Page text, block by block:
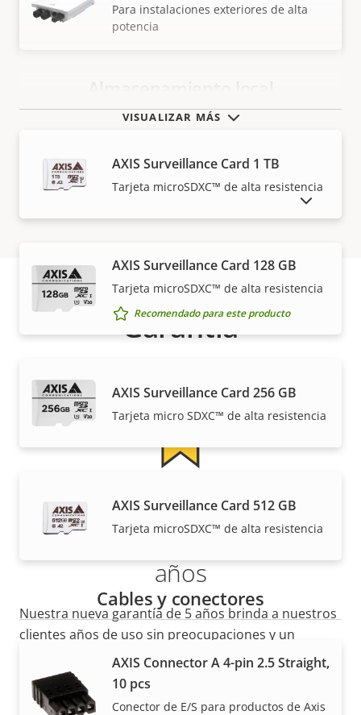
VISUALIZAR MÁS
Para instalaciones exteriores de alta
potencia
AXIS Surveillance Card 1 TB
Tarjeta microSDXC™ de alta resistencia
AXIS Surveillance Card 128 GB
Tarjeta microSDXC™ de alta resistencia
Recomendado para este producto
AXIS Surveillance Card 256 GB
Tarjeta micro SDXC™ de alta resistencia
AXIS Surveillance Card 512 GB
Tarjeta microSDXC™ de alta resistencia
Cables y conectores
AXIS Connector A 4-pin 2.5 Straight,
10 pcs
Conector de E/S para productos de Axis
Garantía
Más tranquilidad para el
cliente con una garantía de 5
años
Nuestra nueva garantía de 5 años brinda a nuestros
clientes años de uso sin preocupaciones y un
control de los costes. Y no hay sorpresas ocultas en
la factura, lo que prometemos es exactamente lo
que recibe.